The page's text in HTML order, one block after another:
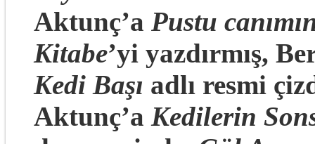
Aktunç’a Pustu
Kitabe’yi yazdırmış,
Kedi Başı adlı resmi
Aktunç’a Kedilerin